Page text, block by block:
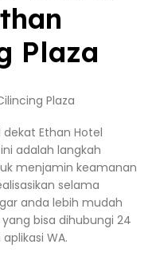
Plaza
Ethan Hotel
adalah langkah
menjamin keamanan
selama
anda lebih mudah
bisa dihubungi 24
WA.